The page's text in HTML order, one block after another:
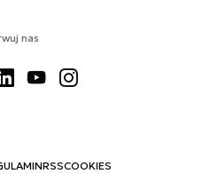
nas
RSSCOOKIES